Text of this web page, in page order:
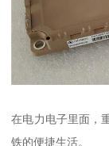
在电力电子里面，
铁的便捷生活。